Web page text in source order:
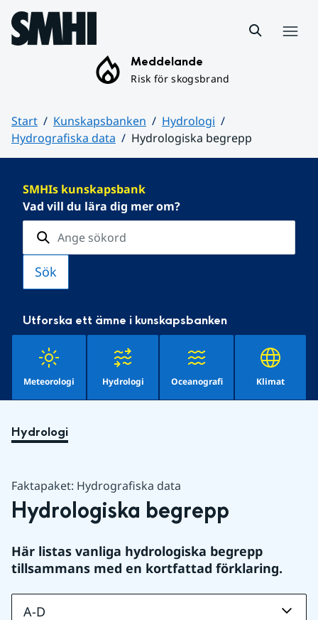
Hoppa till sidans innehåll
Meddelande
Risk för skogsbrand
Start Kunskapsbanken
Hydrologi
Hydrografiska data
Hydrologiska begrepp
SMHIs kunskapsbank
Vad vill du lära dig mer om?
Utforska ett ämne i kunskapsbanken
Meteorologi Hydrologi Oceanografi Klimat
Hydrologi
Faktapaket: Hydrografiska data
Hydrologiska begrepp
Här listas vanliga hydrologiska begrepp
tillsammans med en kortfattad förklaring.
A-D